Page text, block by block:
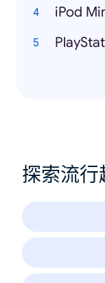
iPod
探索流行